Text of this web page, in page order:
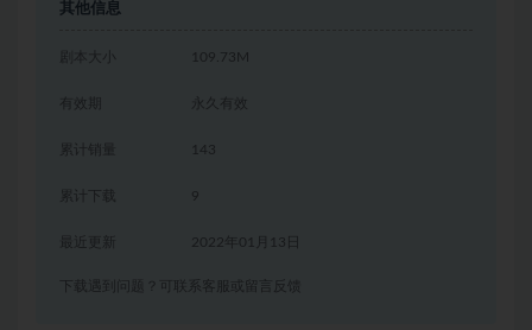
其他信息
剧本大小 109.73M
有效期 永久有效
累计销量 143
累计下载 9
2022年01月13日
下载遇到问题？可联系客服或留言反馈